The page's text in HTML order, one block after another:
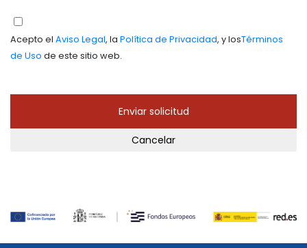
Acepto el Aviso Legal, la Política de Privacidad, y losTérminos
de Uso de este sitio web.
Cancelar